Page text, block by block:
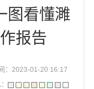
图看懂濉
报告
：2023-01-20 16:17